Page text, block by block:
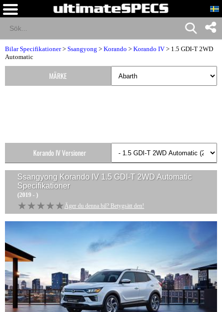
Bilar Specifikationer> Ssangyong > Korando > Korando IV > 1.5 GDI-T 2WD
Automatic
Ssangyong Korando IV 1.5 GDI-T 2WD Automatic
Specifikationer
(2019 - )
★★★★★
★★★★★ Äger du denna bil? Betygsätt den!
MÄRKE
Korando IV Versioner